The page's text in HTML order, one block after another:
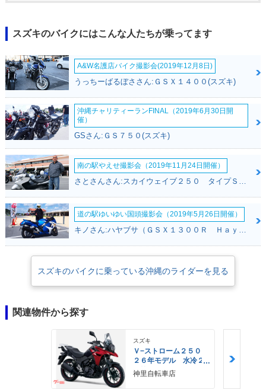
スズキのバイクにはこんな人たちが乗ってます
A&W名護店バイク撮影会(2019年12月8日)
うっちーばるぼささん:ＧＳＸ１４００(スズキ)
沖縄チャリティーランFINAL（2019年6月30日開
催）
GSさん:ＧＳ７５０(スズキ)
南の駅やえせ撮影会（2019年11月24日開催）
道の駅ゆいゆい国頭撮影会（2019年5月26日開催）
スズキのバイクに乗っている沖縄のライダーを見る
関連物件から探す
スズキ
Ｖ−ストローム２５０
２６年モデル 水冷２
気筒エンジン ＬＥＤ
ヘッドライト標準装備
神里自転車店